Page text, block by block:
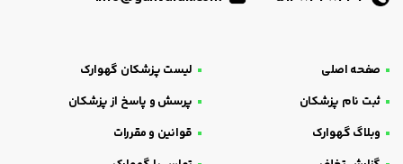
صفحه اصلی
لیست پزشکان گهوارک
ثبت نام پزشکان
پرسش و پاسخ از پزشکان
وبلاگ گهوارک
قوانین و مقررات